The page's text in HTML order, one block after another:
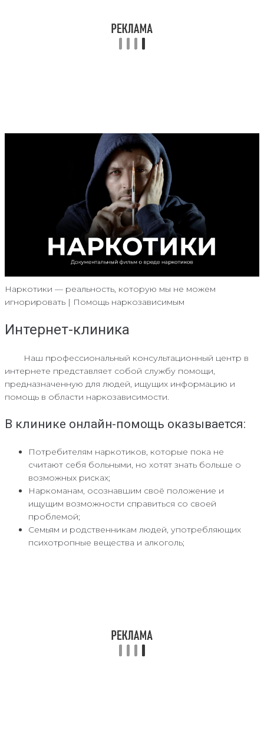
Наркотики — реальность, которую мы не можем
игнорировать | Помощь наркозависимым
Интернет-клиника
Наш профессиональный консультационный центр в
интернете представляет собой службу помощи,
предназначенную для людей, ищущих информацию и
помощь в области наркозависимости.
В клинике онлайн-помощь оказывается:
Потребителям наркотиков, которые пока не
считают себя больными, но хотят знать больше о
возможных рисках;
Наркоманам, осознавшим своё положение и
ищущим возможности справиться со своей
проблемой;
Семьям и родственникам людей, употребляющих
психотропные вещества и алкоголь;